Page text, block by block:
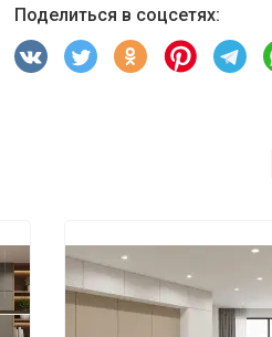
Поделиться в соцсетях: